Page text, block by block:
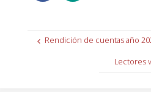
Rendición de cuentas año
Lectores